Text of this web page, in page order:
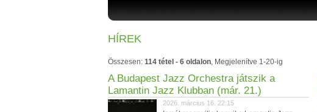
HÍREK
Összesen: 114 tétel - 6 oldalon, Megjelenítve 1-20-ig
A Budapest Jazz Orchestra játszik a
Lamantin Jazz Klubban (már. 21.)
2026. március 16. 22:15